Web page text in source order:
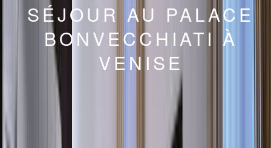
SÉJOUR AU PALACE
BONVECCHIATI À
VENISE